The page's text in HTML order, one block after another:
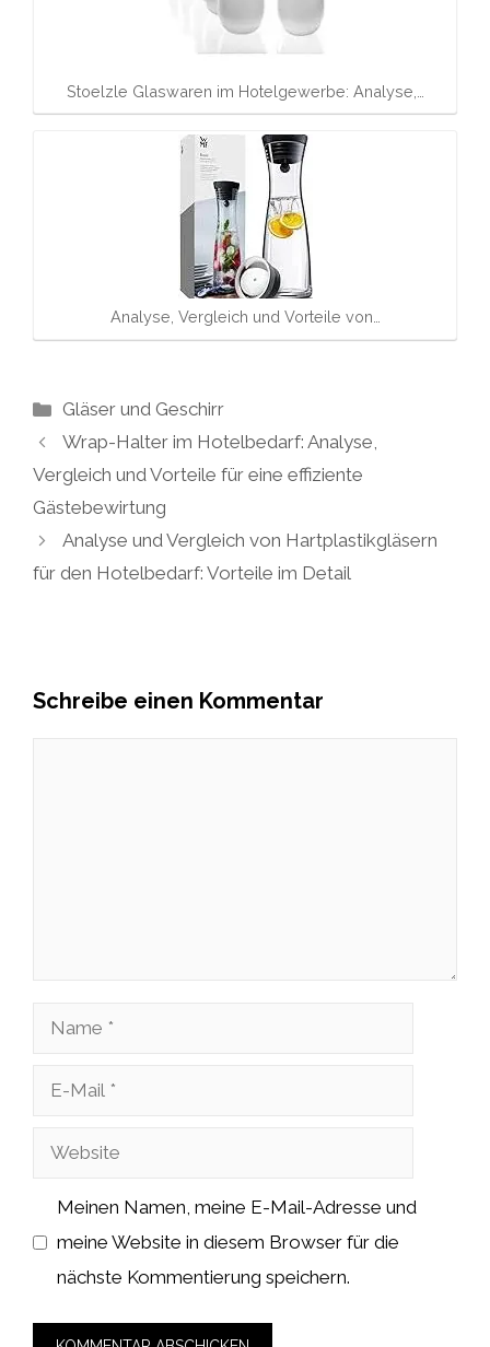
Stoelzle Glaswaren im Hotelgewerbe: Analyse,…
Analyse, Vergleich und Vorteile von…
Kategorien
Gläser und Geschirr
Wrap-Halter im Hotelbedarf: Analyse,
Vergleich und Vorteile für eine effiziente
Gästebewirtung
Analyse und Vergleich von Hartplastikgläsern
für den Hotelbedarf: Vorteile im Detail
Schreibe einen Kommentar
Name
Website
Meinen Namen, meine E-Mail-Adresse und
meine Website in diesem Browser für die
nächste Kommentierung speichern.